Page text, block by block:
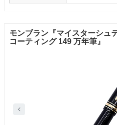
モンブラン『マイスターシュ
コーティング 149 万年筆』